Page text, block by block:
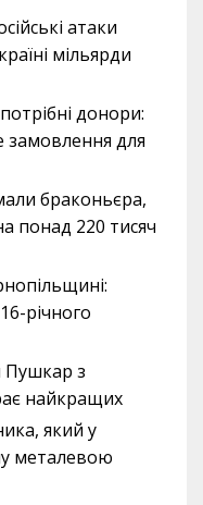
атаки
мільярди
донори:
замовлення для
браконьєра,
понад 220 тисяч
річного
Пушкар з
найкращих
який у
металевою